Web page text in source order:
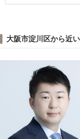
大阪市淀川区から近